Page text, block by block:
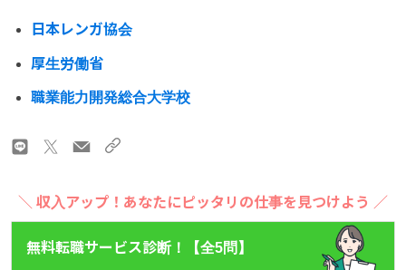
日本レンガ協会
厚生労働省
職業能力開発総合大学校
＼ 収入アップ！あなたにピッタリの仕事を見つけよう ／
無料転職サービス診断！【全5問】